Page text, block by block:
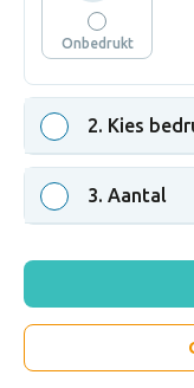
Onbedrukt
2. Kies
3. Aantal